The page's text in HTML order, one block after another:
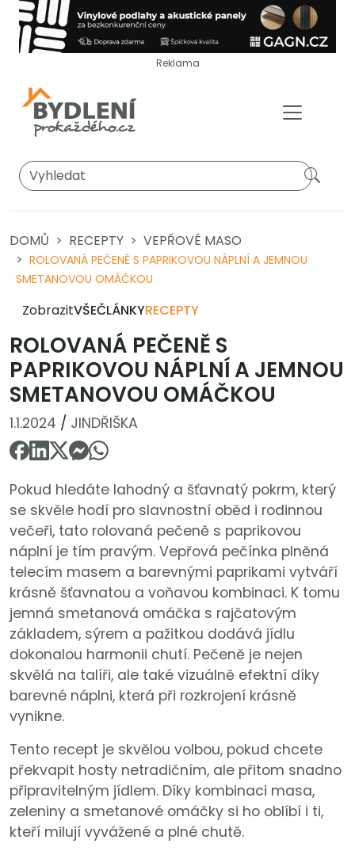
Reklama
DOMŮ RECEPTY VEPŘOVÉ MASO
ROLOVANÁ PEČENĚ S PAPRIKOVOU NÁPLNÍ A JEMNOU
SMETANOVOU OMÁČKOU
ZobrazitVŠEČLÁNKYRECEPTY
ROLOVANÁ PEČENĚ S
PAPRIKOVOU NÁPLNÍ A JEMNOU
SMETANOVOU OMÁČKOU
1.1.2024 / JINDŘIŠKA
Pokud hledáte lahodný a šťavnatý pokrm, který
se skvěle hodí pro slavnostní oběd i rodinnou
večeři, tato rolovaná pečeně s paprikovou
náplní je tím pravým. Vepřová pečínka plněná
telecím masem a barevnými paprikami vytváří
krásně šťavnatou a voňavou kombinaci. K tomu
jemná smetanová omáčka s rajčatovým
základem, sýrem a pažitkou dodává jídlu
dokonalou harmonii chutí. Pečeně je nejen
skvělá na talíři, ale také vizuálně efektní díky
barevné náplni, která při rozkrojení krásně
vynikne.
Tento recept je skvělou volbou, pokud chcete
překvapit hosty netradičním, ale přitom snadno
připravitelným jídlem. Díky kombinaci masa,
zeleniny a smetanové omáčky si ho oblíbí i ti,
kteří milují vyvážené a plné chutě.